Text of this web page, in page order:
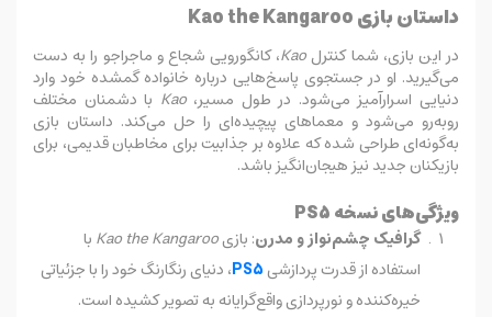
داستان بازی Kao the Kangaroo
در این بازی، شما کنترل Kao، کانگورویی شجاع و ماجراجو را به دست
می‌گیرید. او در جستجوی پاسخ‌هایی درباره خانواده گمشده خود وارد
دنیایی اسرارآمیز می‌شود. در طول مسیر،Kao با دشمنان مختلف
روبه‌رو می‌شود و معماهای پیچیده‌ای را حل می‌کند. داستان بازی
به‌گونه‌ای طراحی شده که علاوه بر جذابیت برای مخاطبان قدیمی، برای
بازیکنان جدید نیز هیجان‌انگیز باشد.
ویژگی‌های نسخه PS5
گرافیک چشم‌نواز و مدرن: بازیKao the Kangaroo با
استفاده از قدرت پردازشی
، دنیای رنگارنگ خود را با جزئیاتی
خیره‌کننده و نورپردازی واقع‌گرایانه به تصویر کشیده است.